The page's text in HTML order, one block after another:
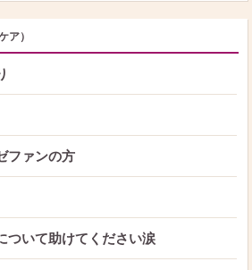
ア）
ファンの方
ついて助けてください涙